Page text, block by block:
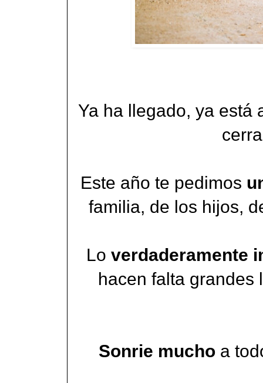
Ya ha llegado, ya está
Este año te pedimos
familia, de los hijos,
Loverdaderamente
hacen falta grandes
Sonrie mucho a